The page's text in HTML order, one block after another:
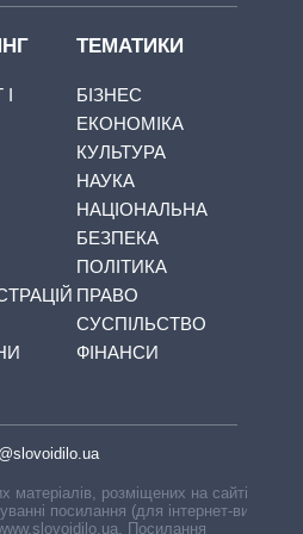
ТЕМАТИКИ
БІЗНЕС
ЕКОНОМІКА
КУЛЬТУРА
НАУКА
НАЦІОНАЛЬНА
БЕЗПЕКА
ПОЛІТИКА
ПРАВО
СУСПІЛЬСТВО
ФІНАНСИ
матеріалів, розміщених на сайті,
посилання (для інтернет-видань
Посилання